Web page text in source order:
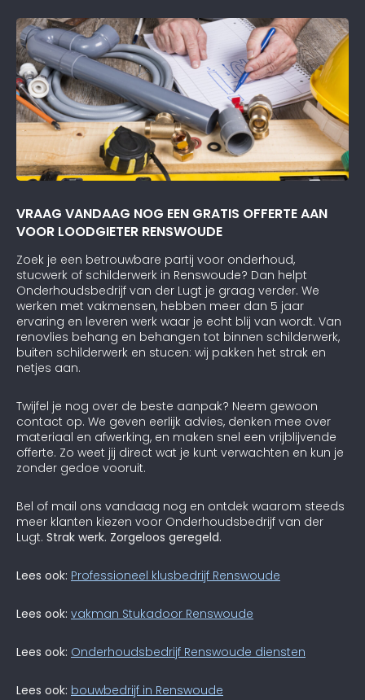
VRAAG VANDAAG NOG EEN GRATIS OFFERTE AAN
VOOR LOODGIETER RENSWOUDE
Zoek je een betrouwbare partij voor onderhoud,
stucwerk of schilderwerk in Renswoude? Dan helpt
Onderhoudsbedrijf van der Lugt je graag verder. We
werken met vakmensen, hebben meer dan 5 jaar
ervaring en leveren werk waar je echt blij van wordt. Van
renovlies behang en behangen tot binnen schilderwerk,
buiten schilderwerk en stucen: wij pakken het strak en
netjes aan.
Twijfel je nog over de beste aanpak? Neem gewoon
contact op. We geven eerlijk advies, denken mee over
materiaal en afwerking, en maken snel een vrijblijvende
offerte. Zo weet jij direct wat je kunt verwachten en kun je
zonder gedoe vooruit.
Bel of mail ons vandaag nog en ontdek waarom steeds
meer klanten kiezen voor Onderhoudsbedrijf van der
Lugt. Strak werk. Zorgeloos geregeld.
Lees ook: Professioneel klusbedrijf Renswoude
Lees ook: vakman Stukadoor Renswoude
Lees ook: Onderhoudsbedrijf Renswoude diensten
Lees ook: bouwbedrijf in Renswoude